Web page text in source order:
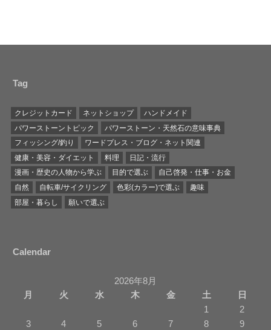
Tag
クレジットカード ネットショップ
ハンドメイド
パワーストーントピック
パワーストーン・天然石の意味事典
フィッシング/釣り
ワードプレス・ブログ・ネット関連
健康・美容・ダイエット
料理
日記・流行
漫画・歴史の人物から学ぶ
目的で選ぶ
自己啓発・仕事・お金
自然
自転車/サイクリング 色彩(カラー)で選ぶ
趣味
部屋・暮らし
願いで選ぶ
Calendar
2026年8月
月
火 水 木 金 土 日
1
2
3
4 5 6 7 8
9